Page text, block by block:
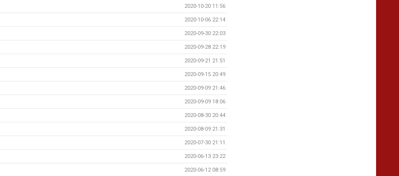
2020-10-20 11:56
2020-10-06 22:14
2020-09-30 22:03
2020-09-28 22:19
2020-09-21 21:51
2020-09-15 20:49
2020-09-09 21:46
2020-09-09 18:06
2020-08-30 20:44
2020-08-09 21:31
2020-07-30 21:11
2020-06-13 23:22
2020-06-12 08:59